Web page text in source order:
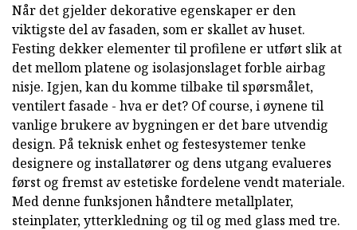
Når det gjelder dekorative egenskaper er den
viktigste del av fasaden, som er skallet av huset.
Festing dekker elementer til profilene er utført slik at
det mellom platene og isolasjonslaget forble airbag
nisje. Igjen, kan du komme tilbake til spørsmålet,
ventilert fasade - hva er det? Of course, i øynene til
vanlige brukere av bygningen er det bare utvendig
design. På teknisk enhet og festesystemer tenke
designere og installatører og dens utgang evalueres
først og fremst av estetiske fordelene vendt materiale.
Med denne funksjonen håndtere metallplater,
steinplater, ytterkledning og til og med glass med tre.